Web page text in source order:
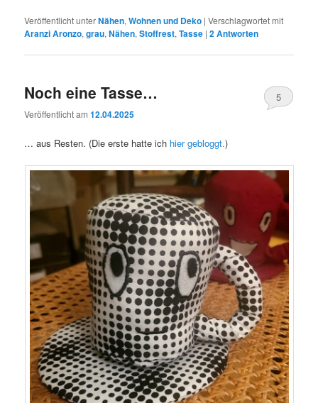
Veröffentlicht unterNähen,Wohnen und Deko |Verschlagwortet mit
Aranzi Aronzo,grau,Nähen,Stoffrest,Tasse |2Antworten
Noch eine Tasse…
Veröffentlicht am12.04.2025
5
… aus Resten. (Die erste hatte ich hier gebloggt.)